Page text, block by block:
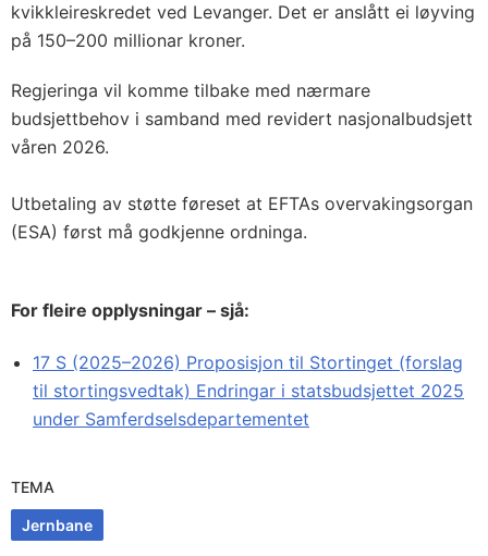
kvikkleireskredet ved Levanger. Det er anslått ei løyving
på 150–200 millionar kroner.
Regjeringa vil komme tilbake med nærmare
budsjettbehov i samband med revidert nasjonalbudsjett
våren 2026.
Utbetaling av støtte føreset at EFTAs overvakingsorgan
(ESA) først må godkjenne ordninga.
For fleire opplysningar – sjå:
17 S (2025–2026) Proposisjon til Stortinget (forslag
til stortingsvedtak) Endringar i statsbudsjettet 2025
under Samferdselsdepartementet
TEMA
Jernbane